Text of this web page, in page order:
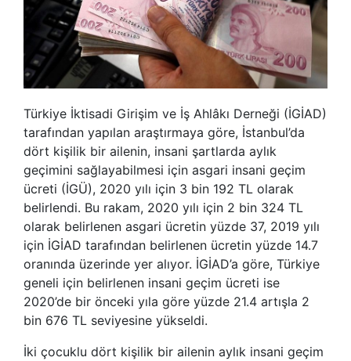
Türkiye İktisadi Girişim ve İş Ahlâkı Derneği (İGİAD)
tarafından yapılan araştırmaya göre, İstanbul’da
dört kişilik bir ailenin, insani şartlarda aylık
geçimini sağlayabilmesi için asgari insani geçim
ücreti (İGÜ), 2020 yılı için 3 bin 192 TL olarak
belirlendi. Bu rakam, 2020 yılı için 2 bin 324 TL
olarak belirlenen asgari ücretin yüzde 37, 2019 yılı
için İGİAD tarafından belirlenen ücretin yüzde 14.7
oranında üzerinde yer alıyor. İGİAD’a göre, Türkiye
geneli için belirlenen insani geçim ücreti ise
2020’de bir önceki yıla göre yüzde 21.4 artışla 2
bin 676 TL seviyesine yükseldi.
İki çocuklu dört kişilik bir ailenin aylık insani geçim